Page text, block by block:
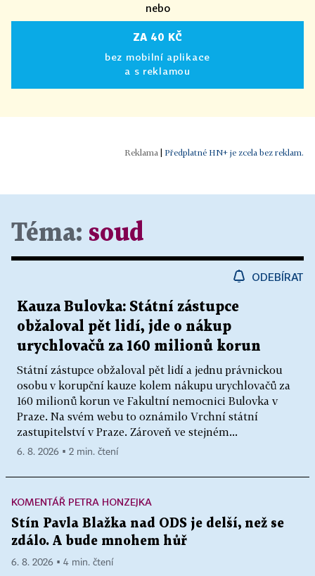
nebo
ZA 40 KČ
bez mobilní aplikace
a s reklamou
Předplatné HN+ je zcela bez reklam.
Téma: soud
ODEBÍRAT
Kauza Bulovka: Státní zástupce
obžaloval pět lidí, jde o nákup
urychlovačů za 160 milionů korun
Státní zástupce obžaloval pět lidí a jednu právnickou
osobu v korupční kauze kolem nákupu urychlovačů za
160 milionů korun ve Fakultní nemocnici Bulovka v
Praze. Na svém webu to oznámilo Vrchní státní
zastupitelství v Praze. Zároveň ve stejném...
6. 8. 2026 ▪ 2 min. čtení
KOMENTÁŘ PETRA HONZEJKA
Stín Pavla Blažka nad ODS je delší, než se
zdálo. A bude mnohem hůř
6. 8. 2026 ▪ 4 min. čtení